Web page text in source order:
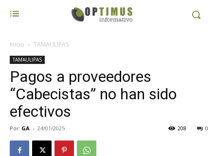
Inicio TAMAULIPAS
TAMAULIPAS
Pagos a proveedores
“Cabecistas” no han sido
efectivos
Por GA - 24/01/2025 0
208